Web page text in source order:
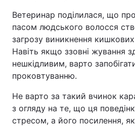
Ветеринар поділилася, що
пасом людського волосся
загрозу виникнення
Навіть якщо ззовні жування
нешкідливим, варто
проковтуванню.
Не варто за такий вчинок
з огляду на те, що ця
стресом, а його посилення,